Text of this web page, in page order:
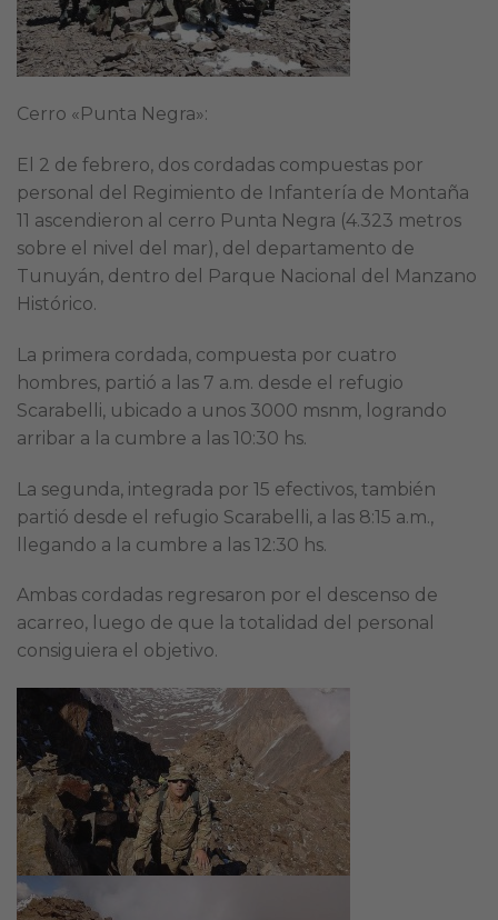
Cerro «Punta Negra»:
El 2 de febrero, dos cordadas compuestas por
personal del Regimiento de Infantería de Montaña
11 ascendieron al cerro Punta Negra (4.323 metros
sobre el nivel del mar), del departamento de
Tunuyán, dentro del Parque Nacional del Manzano
Histórico.
La primera cordada, compuesta por cuatro
hombres, partió a las 7 a.m. desde el refugio
Scarabelli, ubicado a unos 3000 msnm, logrando
arribar a la cumbre a las 10:30 hs.
La segunda, integrada por 15 efectivos, también
partió desde el refugio Scarabelli, a las 8:15 a.m.,
llegando a la cumbre a las 12:30 hs.
Ambas cordadas regresaron por el descenso de
acarreo, luego de que la totalidad del personal
consiguiera el objetivo.